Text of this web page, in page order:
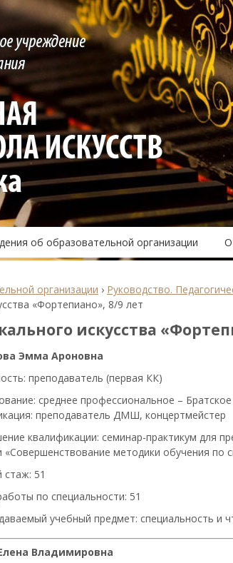
об образовательной организации
организации › Руководство.
«Фортепиано», 8/9 лет
искусства
Эмма Ароновна
преподаватель (первая КК)
среднее профессиональное –
преподаватель ДМШ, концертмейстер
квалификации: семинар-практикум для
«Совершенствование методики обучения по
51
по специальности: 51
учебный предмет: специальность и
Владимировна